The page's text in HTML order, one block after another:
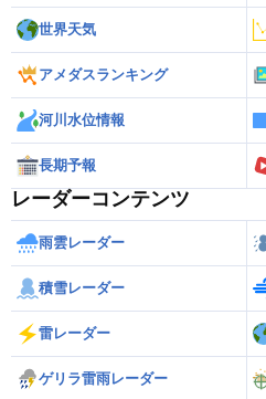
世界天気
アメダスランキング
河川水位情報
長期予報
レーダーコンテンツ
雨雲レーダー
積雪レーダー
雷レーダー
ゲリラ雷雨レーダー